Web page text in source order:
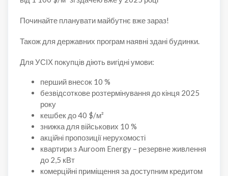
Починайте планувати майбутнє вже зараз!
Також для державних програм наявні здані будинки.
Для УСІХ покупців діють вигідні умови:
перший внесок 10 %
безвідсоткове розтермінування до кінця 2025
року
кешбек до 40 $/м²
знижка для військових 10 %
акційні пропозиції нерухомості
квартири з Auroom Energy – резервне живлення
до 2,5 кВт
комерційні приміщення за доступним кредитом